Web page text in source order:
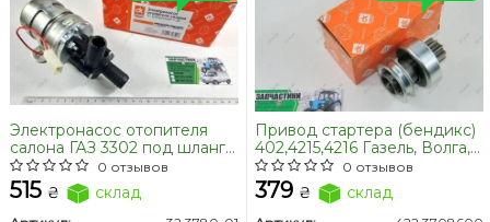
Электронасос отопителя
салона ГАЗ 3302 под шланг
Dвнут.18 мм <ДК>
0 отзывов
515 ₴ склад
Привод стартера (бендикс)
402,4215,4216 Газель, Волга,
Уаз (мал. стартер) <ДК>
0 отзывов
379 ₴ склад